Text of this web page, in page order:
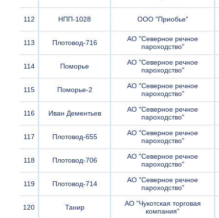
112 НПП-1028 ООО "Приобье"
113 Плотовод-716
АО "Северное речное
пароходство"
114 Поморье
АО "Северное речное
пароходство"
115 Поморье-2
АО "Северное речное
пароходство"
116 Иван Дементьев
АО "Северное речное
пароходство"
117 Плотовод-655
АО "Северное речное
пароходство"
118 Плотовод-706
АО "Северное речное
пароходство"
119 Плотовод-714
АО "Северное речное
пароходство"
120 Танир
АО "Чукотская торговая
компания"